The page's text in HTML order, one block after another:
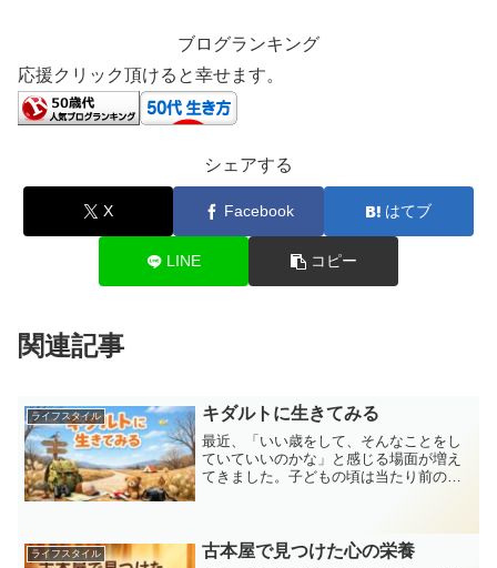
ブログランキング
応援クリック頂けると幸せます。
シェアする
X Facebook はてブ
LINE コピー
関連記事
ライフスタイル キダルトに生きてみる
最近、「いい歳をして、そんなことをし
ていていいのかな」と感じる場面が増え
てきました。子どもの頃は当たり前のよ
生の後半に差しかかる今だ...
ライフスタイル 古本屋で見つけた心の栄養